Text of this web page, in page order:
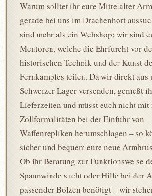
Warum solltet ihr eure Mittelalter
gerade bei uns im Drachenhort
sind mehr als ein Webshop; wir sind
Mentoren, welche die Ehrfurcht vor
historischen Technik und der Kunst
Fernkampfes teilen. Da wir direkt aus
Schweizer Lager versenden, genießt
Lieferzeiten und müsst euch nicht mit
Zollformalitäten bei der Einfuhr von
Waffenrepliken herumschlagen – so
sicher und bequem eure neue
Ob ihr Beratung zur Funktionsweise
Spannwinde sucht oder Hilfe bei der
passender Bolzen benötigt – wir